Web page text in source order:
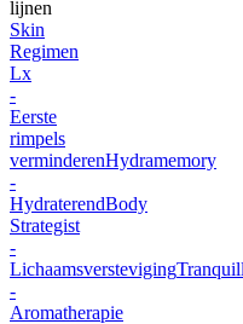
lijnen
Skin
Regimen
Lx
-
Eerste
rimpels
verminderenHydramemory
-
HydraterendBody
Strategist
-
Lichaamsversteviging
-
Aromatherapie